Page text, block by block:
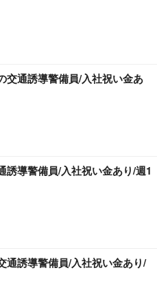
交通誘導警備員/入社祝い金あ
誘導警備員/入社祝い金あり/週1
通誘導警備員/入社祝い金あり/